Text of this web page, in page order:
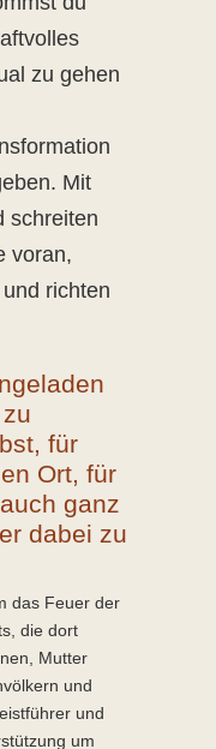
zu gehen
Mit
schreiten
voran,
richten
für
Ort, für
ganz
dabei zu
das Feuer der
die dort
Mutter
und
und
um